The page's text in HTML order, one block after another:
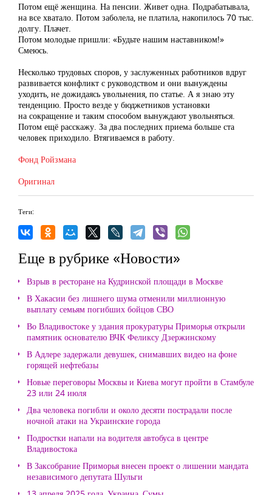
Потом ещё женщина. На пенсии. Живет одна. Подрабатывала,
на все хватало. Потом заболела, не платила, накопилось 70 тыс.
долгу. Плачет.
Потом молодые пришли: «Будьте нашим наставником!»
Смеюсь.
Несколько трудовых споров, у заслуженных работников вдруг
развивается конфликт с руководством и они вынуждены
уходить, не дожидаясь увольнения, по статье. А я знаю эту
тенденцию. Просто везде у бюджетников установки
на сокращение и таким способом вынуждают увольняться.
Потом ещё расскажу. За два последних приема больше ста
человек приходило. Втягиваемся в работу.
Фонд Ройзмана
Оригинал
Теги:
Еще в рубрике «Новости»
Взрыв в ресторане на Кудринской площади в Москве
В Хакасии без лишнего шума отменили миллионную
выплату семьям погибших бойцов СВО
Во Владивостоке у здания прокуратуры Приморья открыли
памятник основателю ВЧК Феликсу Дзержинскому
В Адлере задержали девушек, снимавших видео на фоне
горящей нефтебазы
Новые переговоры Москвы и Киева могут пройти в Стамбуле
23 или 24 июля
Два человека погибли и около десяти пострадали после
ночной атаки на Украинские города
Подростки напали на водителя автобуса в центре
Владивостока
В Заксобрание Приморья внесен проект о лишении мандата
независимого депутата Шульги